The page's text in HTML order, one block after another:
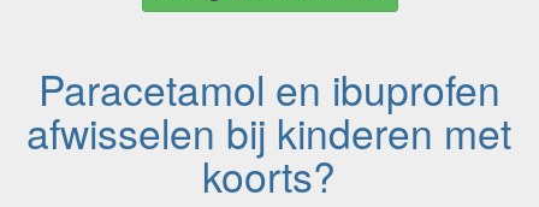
Paracetamol en ibuprofen
afwisselen bij kinderen met
koorts?